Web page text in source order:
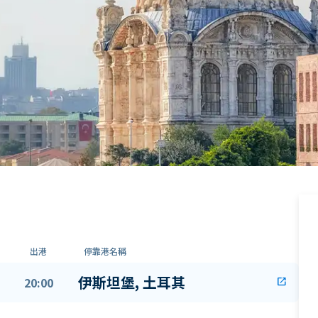
出港 停靠港名稱
20:00 伊斯坦堡, 土耳其 open_in_new